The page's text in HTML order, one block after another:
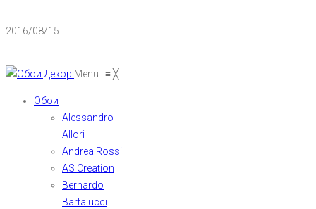
2016/08/15
Menu ≡╳
Обои
Alessandro
Allori
Andrea Rossi
AS Creation
Bernardo
Bartalucci